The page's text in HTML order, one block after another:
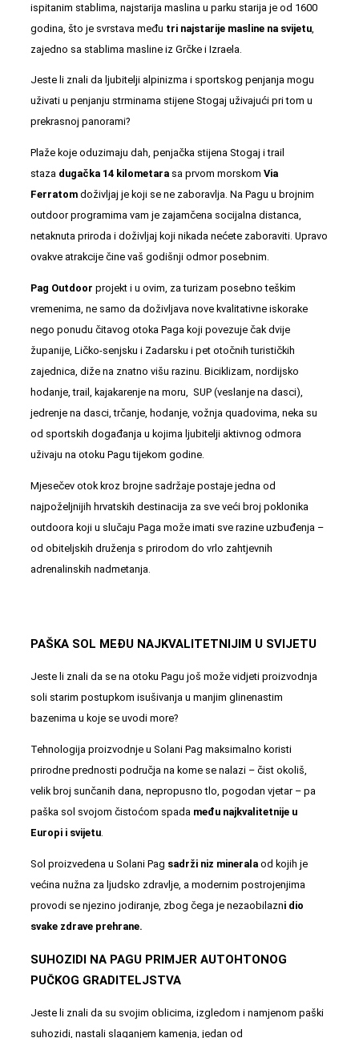
ispitanim stablima, najstarija maslina u parku starija je od 1600
godina, što je svrstava među tri najstarije masline na svijetu
zajedno sa stablima masline iz Grčke i Izraela.
Jeste li znali da ljubitelji alpinizma i sportskog penjanja mogu
uživati u penjanju strminama stijene Stogaj uživajući pri tom u
prekrasnoj panorami?
Plaže koje oduzimaju dah, penjačka stijena Stogaj i trail
staza dugačka 14 kilometara sa prvom morskom Via
Ferratom doživljaj je koji se ne zaboravlja. Na Pagu u brojnim
outdoor programima vam je zajamčena socijalna distanca,
netaknuta priroda i doživljaj koji nikada nećete zaboraviti. Upravo
ovakve atrakcije čine vaš godišnji odmor posebnim.
Pag Outdoor projekt i u ovim, za turizam posebno teškim
vremenima, ne samo da doživljava nove kvalitativne iskorake
nego ponudu čitavog otoka Paga koji povezuje čak dvije
županije, Ličko-senjsku i Zadarsku i pet otočnih turističkih
zajednica, diže na znatno višu razinu. Biciklizam, nordijsko
hodanje, trail,
kajakarenje na moru , SUP (veslanje na dasci),
jedrenje na dasci, trčanje, hodanje, vožnja quadovima, neka su
od sportskih događanja u kojima ljubitelji aktivnog odmora
uživaju na otoku Pagu tijekom godine.
Mjesečev otok kroz brojne sadržaje postaje jedna od
najpoželjnijih hrvatskih destinacija za sve veći broj poklonika
outdoora koji u slučaju Paga može imati sve razine uzbuđenja –
od obiteljskih druženja s prirodom do vrlo zahtjevnih
adrenalinskih nadmetanja.
PAŠKA SOL MEĐU NAJKVALITETNIJIM U SVIJETU
Jeste li znali da se na otoku Pagu još može vidjeti proizvodnja
soli starim postupkom isušivanja u manjim glinenastim
bazenima u koje se uvodi more?
Tehnologija proizvodnje u Solani Pag maksimalno koristi
prirodne prednosti područja na kome se nalazi – čist okoliš,
velik broj sunčanih dana, nepropusno tlo, pogodan vjetar – pa
paška sol svojom čistoćom spada među najkvalitetnije u
Europi i svijetu.
Sol proizvedena u Solani Pag sadrži niz minerala od kojih je
većina nužna za ljudsko zdravlje, a modernim postrojenjima
provodi se njezino jodiranje, zbog čega je nezaobilazni dio
svake zdrave prehrane.
SUHOZIDI NA PAGU PRIMJER AUTOHTONOG
PUČKOG GRADITELJSTVA
Jeste li znali da su svojim oblicima, izgledom i namjenom paški
suhozidi, nastali slaganjem kamenja, jedan od